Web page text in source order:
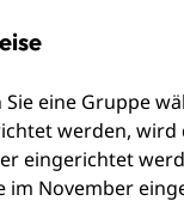
Sie eine Gruppe
werden, wird
eingerichtet
im November